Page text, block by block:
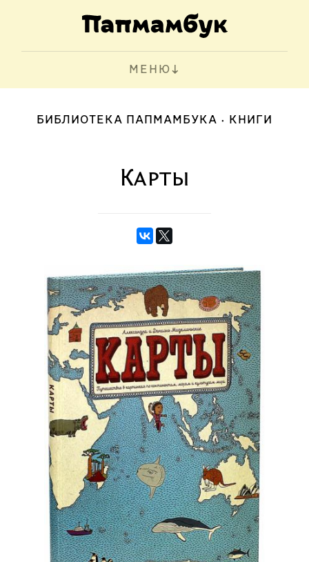
МЕНЮ
БИБЛИОТЕКА ПАПМАМБУКА КНИГИ
Карты